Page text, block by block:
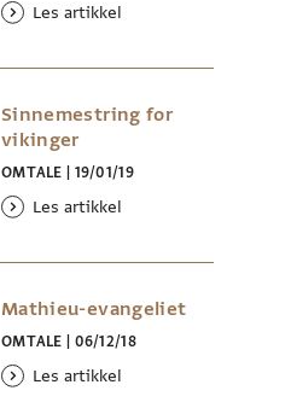
Les artikkel
Sinnemestring for
vikinger
OMTALE 19/01/19
Les artikkel
Mathieu-evangeliet
OMTALE 06/12/18
Les artikkel